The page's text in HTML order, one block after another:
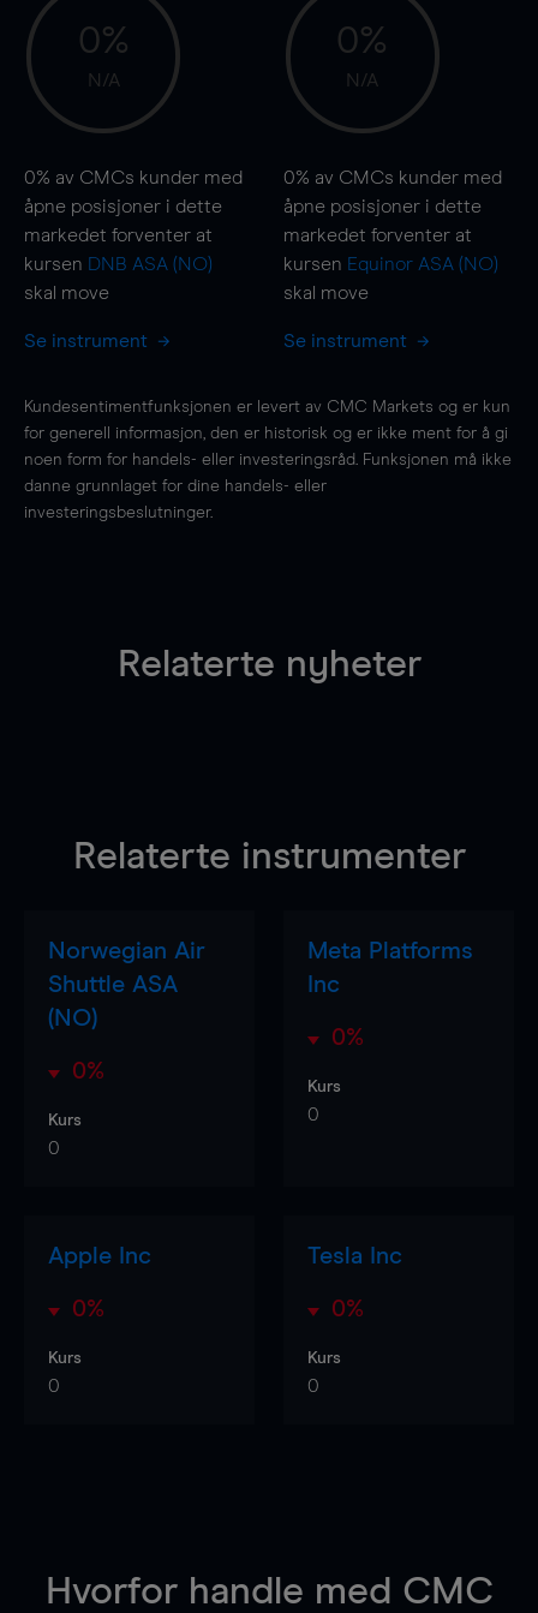
0%
N/A
0% av CMCs kunder med
åpne posisjoner i dette
markedet forventer at
kursen DNB ASA (NO)
skal move
Se instrument
0%
N/A
0% av CMCs kunder med
åpne posisjoner i dette
markedet forventer at
kursen Equinor ASA (NO)
skal move
Se instrument
Kundesentimentfunksjonen er levert av CMC Markets og er kun
for generell informasjon, den er historisk og er ikke ment for å gi
noen form for handels- eller investeringsråd. Funksjonen må ikke
danne grunnlaget for dine handels- eller
investeringsbeslutninger.
Relaterte nyheter
Relaterte instrumenter
Norwegian Air
Shuttle ASA
(NO)
0%
Kurs
0
Meta Platforms
Inc
0%
Kurs
0
Apple Inc
0%
Kurs
0
Tesla Inc
0%
Kurs
0
Hvorfor handle med CMC